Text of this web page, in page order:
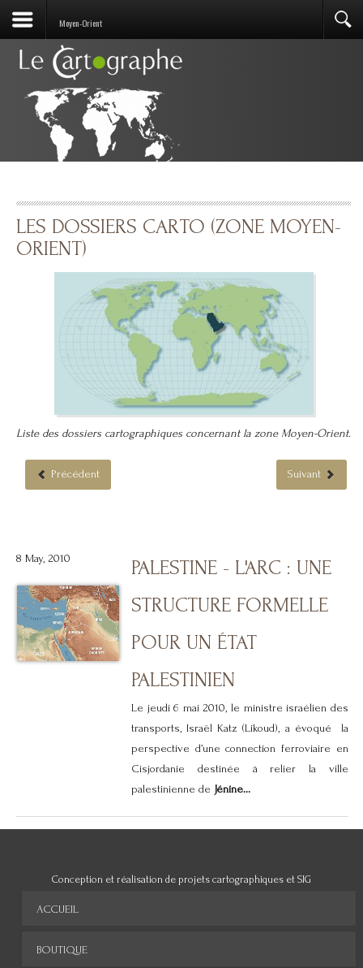
Moyen-Orient
LES DOSSIERS CARTO (ZONE MOYEN-
ORIENT)
Liste des dossiers cartographiques concernant la zone Moyen-Orient.
Précédent Suivant
8 May, 2010
PALESTINE - L'ARC : UNE
STRUCTURE FORMELLE
POUR UN ÉTAT
PALESTINIEN
Le jeudi 6 mai 2010, le ministre israélien des
transports, Israël Katz (Likoud), a évoqué la
perspective d’une connection ferroviaire en
Cisjordanie destinée à relier la ville
palestinienne de Jénine...
Conception et réalisation de projets cartographiques et SIG
ACCUEIL
BOUTIQUE